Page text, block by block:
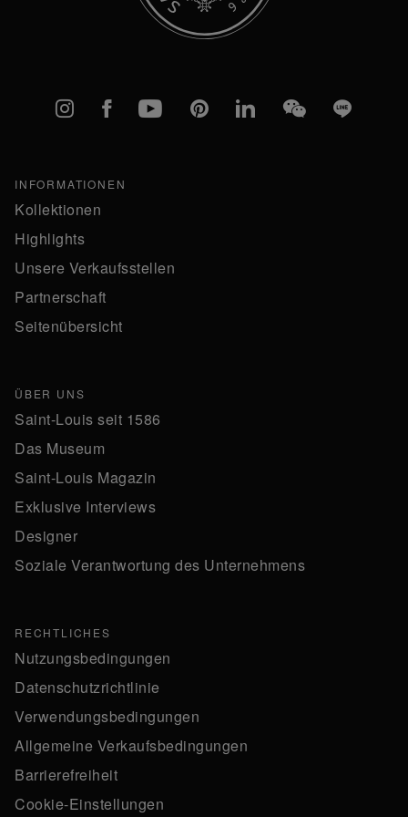
Instagram
FacebookYouTubePinterestlinkedInWeChatLine
INFORMATIONEN
Kollektionen
Highlights
Unsere Verkaufsstellen
Partnerschaft
Seitenübersicht
ÜBER UNS
Saint-Louis seit 1586
Das Museum
Saint-Louis Magazin
Exklusive Interviews
Designer
Soziale Verantwortung des Unternehmens
RECHTLICHES
Nutzungsbedingungen
Datenschutzrichtlinie
Verwendungsbedingungen
Allgemeine Verkaufsbedingungen
Barrierefreiheit
Cookie-Einstellungen